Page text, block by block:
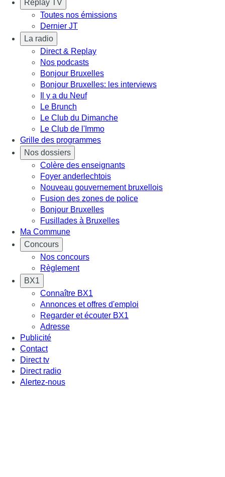
Replay TV
Toutes nos émissions
Dernier JT
La radio
Direct & Replay
Nos podcasts
Bonjour Bruxelles
Bonjour Bruxelles: les interviews
Il y a du Neuf
Le Brunch
Le Club du Dimanche
Le Club de l'Immo
Grille des programmes
Nos dossiers
Colère des enseignants
Foyer anderlechtois
Nouveau gouvernement bruxellois
Fusion des zones de police
Bonjour Bruxelles
Fusillades à Bruxelles
Ma Commune
Concours
Nos concours
Règlement
BX1
Connaître BX1
Annonces et offres d'emploi
Regarder et écouter BX1
Adresse
Publicité
Contact
Direct tv
Direct radio
Alertez-nous